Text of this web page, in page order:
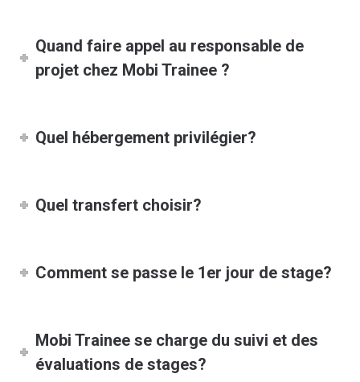
Quand faire appel au responsable de
projet chez Mobi Trainee ?
Quel hébergement privilégier?
Quel transfert choisir?
Comment se passe le 1er jour de stage?
Mobi Trainee se charge du suivi et des
évaluations de stages?